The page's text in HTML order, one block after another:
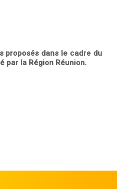
proposés dans le cadre du
par la Région Réunion.